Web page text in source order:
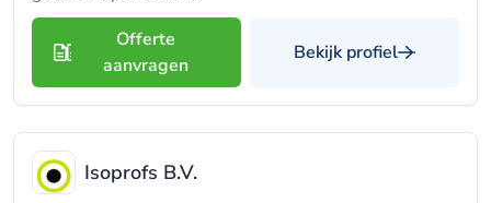
Offerte
aanvragen
Bekijk profiel
Isoprofs B.V.